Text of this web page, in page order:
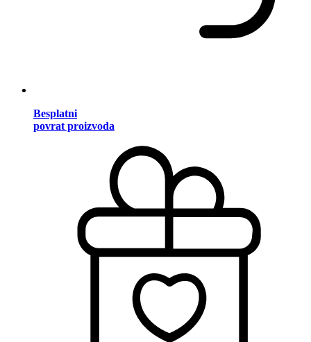
Besplatni
povrat proizvoda